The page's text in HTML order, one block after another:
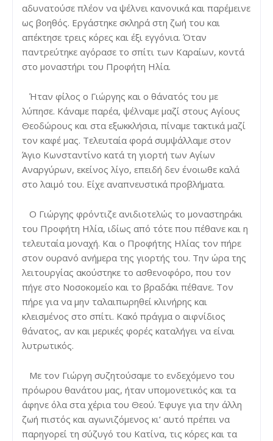
αδυνατούσε πλέον να ψέλνει κανονικά και παρέμεινε
ως βοηθός. Εργάστηκε σκληρά στη ζωή του και
απέκτησε τρεις κόρες και έξι εγγόνια. Όταν
παντρεύτηκε αγόρασε το σπίτι των Καραίων, κοντά
στο μοναστήρι του Προφήτη Ηλία.
Ήταν φίλος ο Γιώργης και ο θάνατός του με
λύπησε. Κάναμε παρέα, ψέλναμε μαζί στους Αγίους
Θεοδώρους και στα εξωκκλήσια, πίναμε τακτικά μαζί
τον καφέ μας. Τελευταία φορά συμψάλλαμε στον
Άγιο Κωνσταντίνο κατά τη γιορτή των Αγίων
Αναργύρων, εκείνος λίγο, επειδή δεν ένοιωθε καλά
στο λαιμό του. Είχε αναπνευστικά προβλήματα.
Ο Γιώργης φρόντιζε ανιδιοτελώς το μοναστηράκι
του Προφήτη Ηλία, ιδίως από τότε που πέθανε και η
τελευταία μοναχή. Και ο Προφήτης Ηλίας τον πήρε
στον ουρανό ανήμερα της γιορτής του. Την ώρα της
λειτουργίας ακούστηκε το ασθενοφόρο, που τον
πήγε στο Νοσοκομείο και το βραδάκι πέθανε. Τον
πήρε για να μην ταλαιπωρηθεί κλινήρης και
κλεισμένος στο σπίτι. Κακό πράγμα ο αιφνίδιος
θάνατος, αν και μερικές φορές καταλήγει να είναι
λυτρωτικός.
Με τον Γιώργη συζητούσαμε το ενδεχόμενο του
πρόωρου θανάτου μας, ήταν υπομονετικός και τα
άφηνε όλα στα χέρια του Θεού. Έφυγε για την άλλη
ζωή πιστός και αγωνιζόμενος κι’ αυτό πρέπει να
παρηγορεί τη σύζυγό του Κατίνα, τις κόρες και τα